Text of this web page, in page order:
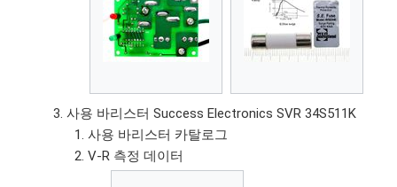
사용 바리스터 Success Electronics SVR 34S511K
사용 바리스터 카탈로그
V-R 측정 데이터